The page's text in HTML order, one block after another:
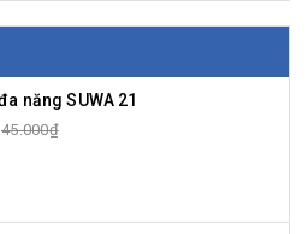
năng SUWA 21
45.000₫